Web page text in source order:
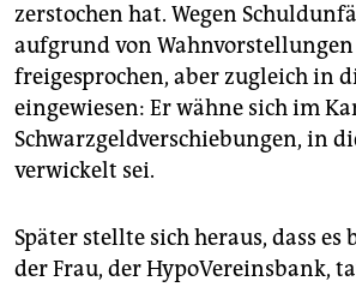
zerstochen hat. Wegen
aufgrund von
freigesprochen, aber zugleich in
eingewiesen: Er wähne sich im
Schwarzgeldverschiebungen, in
verwickelt sei.
Später stellte sich heraus, dass
der Frau, der HypoVereinsbank,